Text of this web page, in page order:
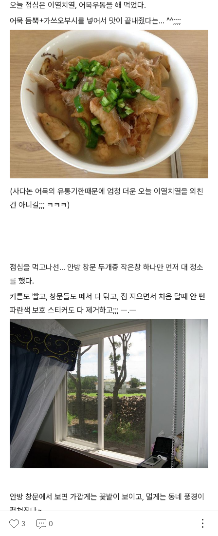
오늘 점심은 이열치열, 어묵우동을 해 먹었다.
어묵 듬뿍+가쓰오부시를 넣어서 맛이 끝내줬다는... ^^;;;;
(사다논 어묵의 유통기한때문에 엄청 더운 오늘 이열치열을 외친
건 아니길;;; ㅋㅋㅋ)
점심을 먹고나선... 안방 창문 두개중 작은창 하나만 먼저 대 청소
를 했다.
커튼도 빨고, 창문들도 떼서 다 닦고, 집 지으면서 처음 달때 안 뗀
파란색 보호 스티커도 다 제거하고;;; ㅡ.ㅡ
안방 창문에서 보면 가깝게는 꽃밭이 보이고, 멀게는 동네 풍경이
펼쳐진다~
참으로 평온한 풍경이... ^^
3 0